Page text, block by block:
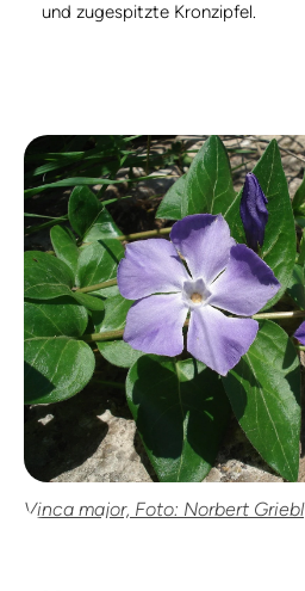
und zugespitzte Kronzipfel.
Vinca major, Foto: Norbert Griebl